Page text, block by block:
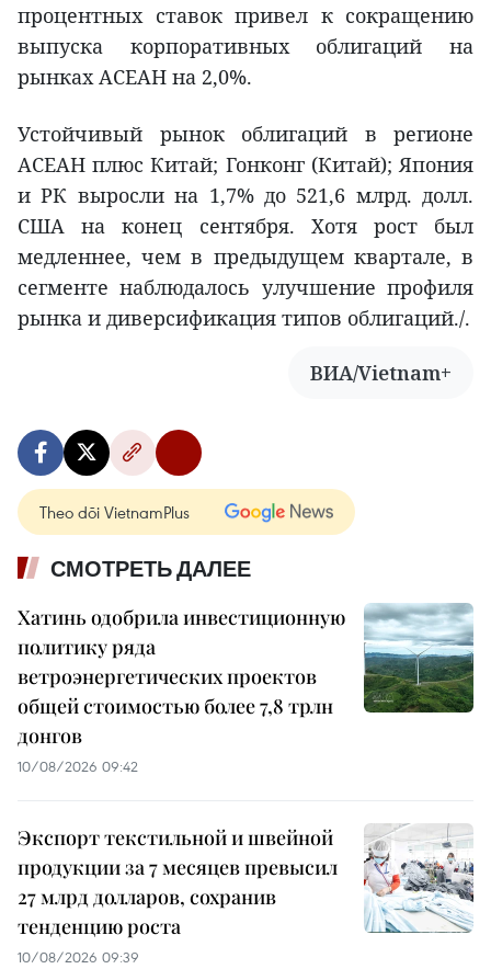
процентных ставок привел к сокращению
выпуска корпоративных облигаций на
рынках АСЕАН на 2,0%.
Устойчивый рынок облигаций в регионе
АСЕАН плюс Китай; Гонконг (Китай); Япония
и РК выросли на 1,7% до 521,6 млрд. долл.
США на конец сентября. Хотя рост был
медленнее, чем в предыдущем квартале, в
сегменте наблюдалось улучшение профиля
рынка и диверсификация типов облигаций./.
ВИА/Vietnam+
Theo dõi VietnamPlus
СМОТРЕТЬ ДАЛЕЕ
Хатинь одобрила инвестиционную
политику ряда
ветроэнергетических проектов
общей стоимостью более 7,8 трлн
донгов
10/08/2026 09:42
Экспорт текстильной и швейной
продукции за 7 месяцев превысил
27 млрд долларов, сохранив
тенденцию роста
10/08/2026 09:39